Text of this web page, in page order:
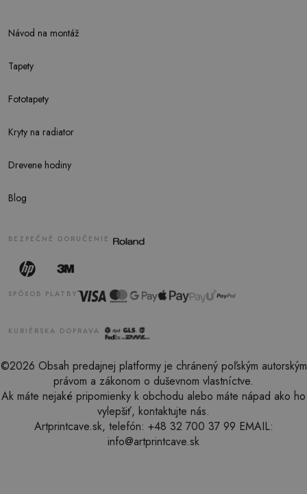
Návod na montáž
Tapety
Fototapety
Kryty na radiator
Drevene hodiny
Blog
BEZPEČNÉ DORUČENIE
KURIÉRSKA DOPRAVA
SPÔSOB PLATBY
©2026 Obsah predajnej platformy je chránený poľským autorským
právom a zákonom o duševnom vlastníctve.
Ak máte nejaké pripomienky k obchodu alebo máte nápad ako ho
vylepšiť, kontaktujte nás.
Artprintcave.sk, telefón: +48 32 700 37 99 EMAIL:
info@artprintcave.sk